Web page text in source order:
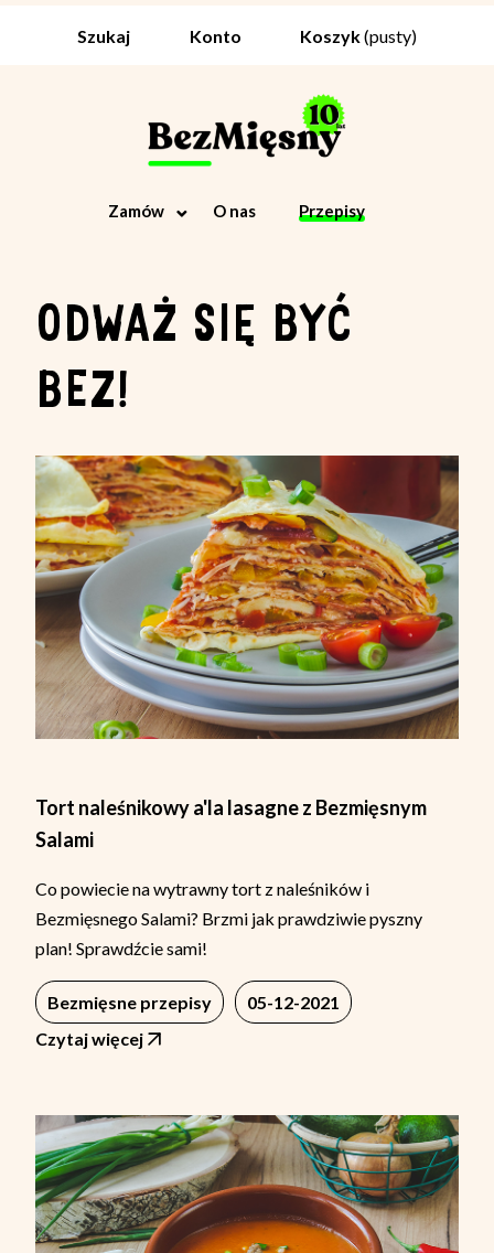
Zamów O nas Przepisy
Szukaj Konto Koszyk(pusty)
ODWAŻ SIĘ BYĆ
BEZ!
Tort naleśnikowy a'la lasagne z Bezmięsnym
Salami
Co powiecie na wytrawny tort z naleśników i
Bezmięsnego Salami? Brzmi jak prawdziwie pyszny
plan! Sprawdźcie sami!
05-12-2021
Bezmięsne przepisy
Czytaj więcej